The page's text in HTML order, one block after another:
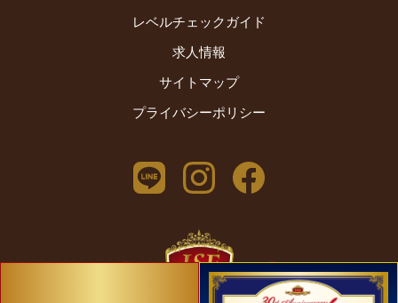
レベルチェックガイド
求人情報
サイトマップ
プライバシーポリシー